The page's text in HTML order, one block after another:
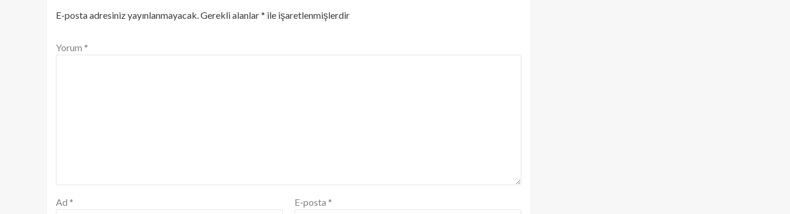
E-posta adresiniz yayınlanmayacak.Gerekli alanlar* ile işaretlenmişlerdir
Yorum *
Ad * E-posta *